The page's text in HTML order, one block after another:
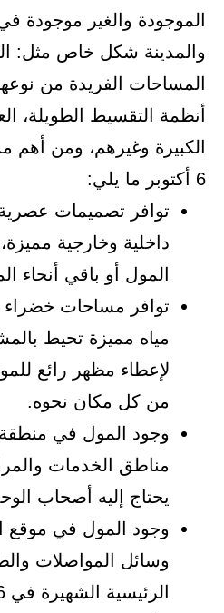
الموجودة والغير موجودة
والمدينة شكل خاص مثل:
المساحات الفريدة من
أنظمة التقسيط الطويلة،
الكبيرة وغيرهم، ومن أهم
6 أكتوبر ما يلي:
توافر تصميمات
داخلية وخارجية
المول أو باقي أنحاء
توافر مساحات خضراء
مياه مميزة تحيط
لإعطاء مظهر رائع
من كل مكان نحوه.
وجود المول في
مناطق الخدمات
يحتاج إليه أصحاب
وجود المول في موقع
وسائل المواصلات